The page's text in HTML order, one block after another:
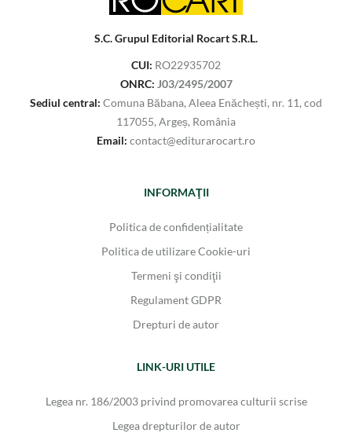
S.C. Grupul Editorial Rocart S.R.L.
CUI: RO22935702
ONRC: J03/2495/2007
Sediul central: Comuna Băbana, Aleea Enăchești, nr. 11, cod
117055, Argeș, România
Email: contact@editurarocart.ro
INFORMAŢII
Politica de confidențialitate
Politica de utilizare Cookie-uri
Termeni şi condiţii
Regulament GDPR
Drepturi de autor
LINK-URI UTILE
Legea nr. 186/2003 privind promovarea culturii scrise
Legea drepturilor de autor